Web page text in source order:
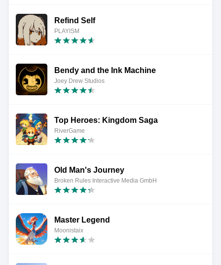
Refind Self
PLAYISM
Bendy and the Ink Machine
Joey Drew Studios
Top Heroes: Kingdom Saga
RiverGame
Old Man's Journey
Broken Rules Interactive Media GmbH
Master Legend
Moonistaix